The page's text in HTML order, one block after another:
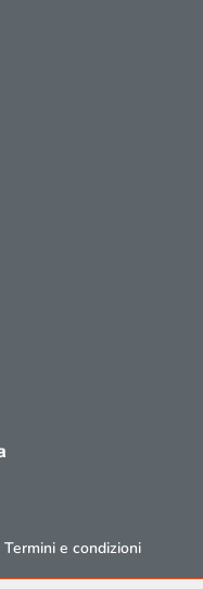
Termini e condizioni